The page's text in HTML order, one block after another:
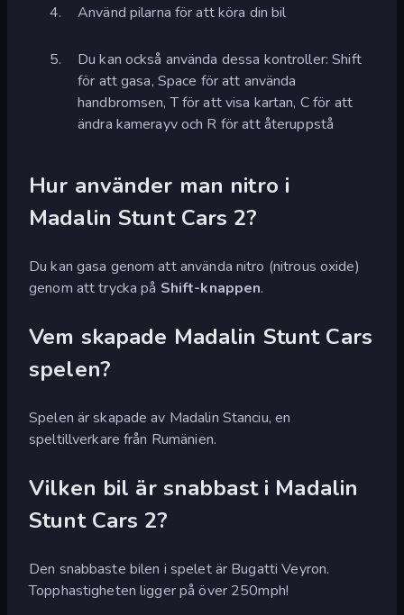
Använd pilarna för att köra din bil
Du kan också använda dessa kontroller: Shift
för att gasa, Space för att använda
handbromsen, T för att visa kartan, C för att
ändra kamerayv och R för att återuppstå
Hur använder man nitro i
Madalin Stunt Cars 2?
Du kan gasa genom att använda nitro (nitrous oxide)
genom att trycka på Shift-knappen.
Vem skapade Madalin Stunt Cars
spelen?
Spelen är skapade av Madalin Stanciu, en
speltillverkare från Rumänien.
Vilken bil är snabbast i Madalin
Stunt Cars 2?
Den snabbaste bilen i spelet är Bugatti Veyron.
Topphastigheten ligger på över 250mph!